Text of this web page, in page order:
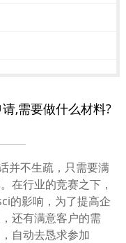
,需要做什么材料?
并不生疏，只需要满
在行业的竞赛之下，
的影响，为了提高企
还有满意客户的需
自动去恳求参加